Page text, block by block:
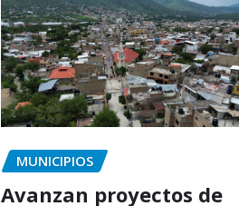
MUNICIPIOS
Avanzan proyectos de